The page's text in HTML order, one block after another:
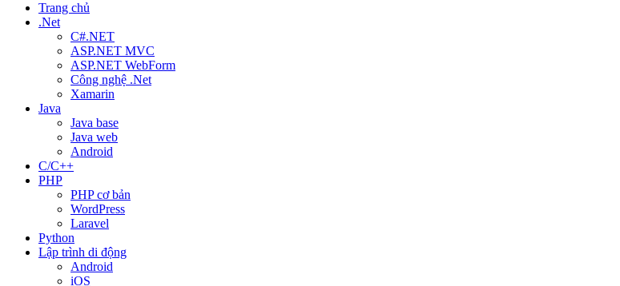
Trang chủ
.Net
C#.NET
ASP.NET MVC
ASP.NET WebForm
Công nghệ .Net
Xamarin
Java
Java base
Java web
Android
C/C++
PHP
PHP cơ bản
WordPress
Laravel
Python
Lập trình di động
Android
iOS